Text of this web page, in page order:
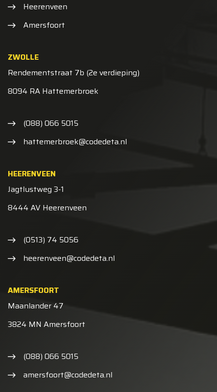
Heerenveen
Amersfoort
ZWOLLE
Rendementstraat 7b (2e verdieping)
8094 RA Hattemerbroek
(088) 066 5015
hattemerbroek@codedeta.nl
HEERENVEEN
Jagtlustweg 3-1
8444 AV Heerenveen
(0513) 74 5056
heerenveen@codedeta.nl
AMERSFOORT
Maanlander 47
3824 MN Amersfoort
(088) 066 5015
amersfoort@codedeta.nl